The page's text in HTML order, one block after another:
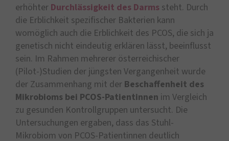
erhöhter Durchlässigkeit des Darms steht. Durch
die Erblichkeit spezifischer Bakterien kann
womöglich auch die Erblichkeit des PCOS, die sich ja
genetisch nicht eindeutig erklären lässt, beeinflusst
sein. Im Rahmen mehrerer österreichischer
(Pilot-)Studien der jüngsten Vergangenheit wurde
der Zusammenhang mit der Beschaffenheit des
Mikrobioms bei PCOS-Patientinnen im Vergleich
zu gesunden Kontrollgruppen untersucht. Die
Untersuchungen ergaben, dass das Stuhl-
Mikrobiom von PCOS-Patientinnen deutlich